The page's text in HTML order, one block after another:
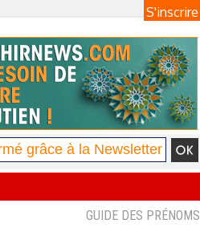
S'inscrire
GUIDE DES PRÉNOMS